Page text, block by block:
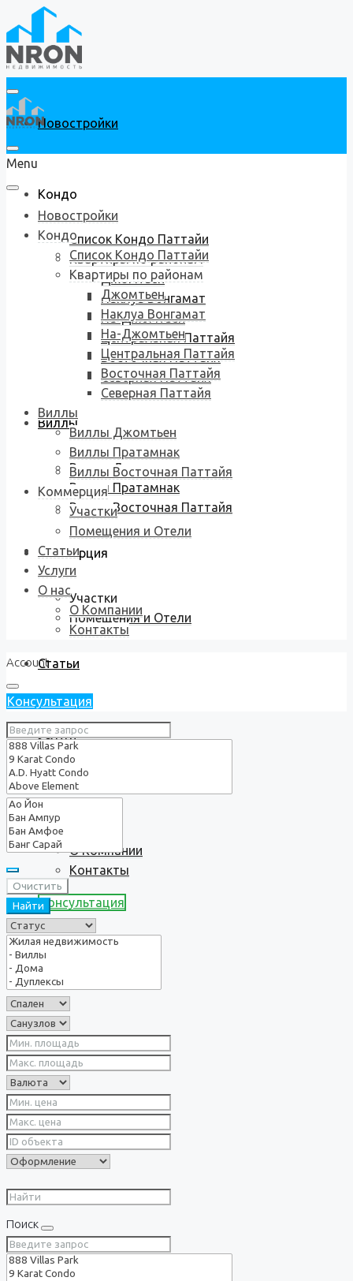
Новостройки
Кондо
Список Кондо Паттайи
Квартиры по районам
Джомтьен
Наклуа Вонгамат
На-Джомтьен
Центральная Паттайя
Восточная Паттайя
Северная Паттайя
Виллы
Виллы Джомтьен
Виллы Пратамнак
Виллы Восточная Паттайя
Коммерция
Участки
Помещения и Отели
Статьи
Услуги
О нас
О Компании
Контакты
Консультация
Menu
Новостройки
Кондо
Список Кондо Паттайи
Квартиры по районам
Джомтьен
Наклуа Вонгамат
На-Джомтьен
Центральная Паттайя
Восточная Паттайя
Северная Паттайя
Виллы
Виллы Джомтьен
Виллы Пратамнак
Виллы Восточная Паттайя
Коммерция
Участки
Помещения и Отели
Статьи
Услуги
О нас
О Компании
Контакты
Account
Консультация
Очистить
Найти
Поиск